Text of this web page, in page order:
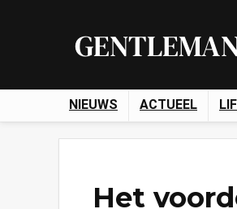
NIEUWS ACTUEEL
Het